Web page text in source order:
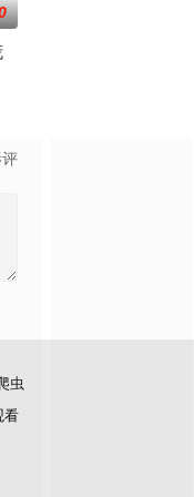
医生短缺
虫
看